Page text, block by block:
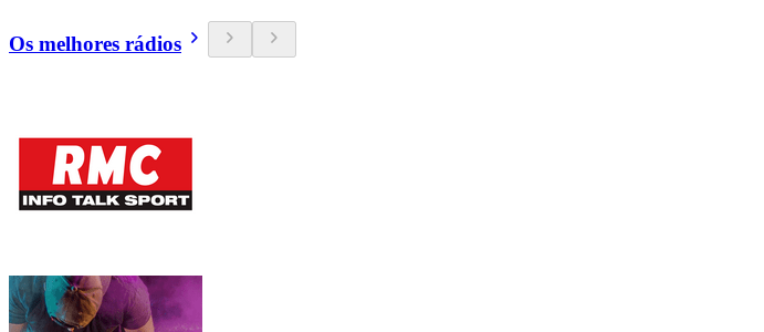
Os melhores rádios